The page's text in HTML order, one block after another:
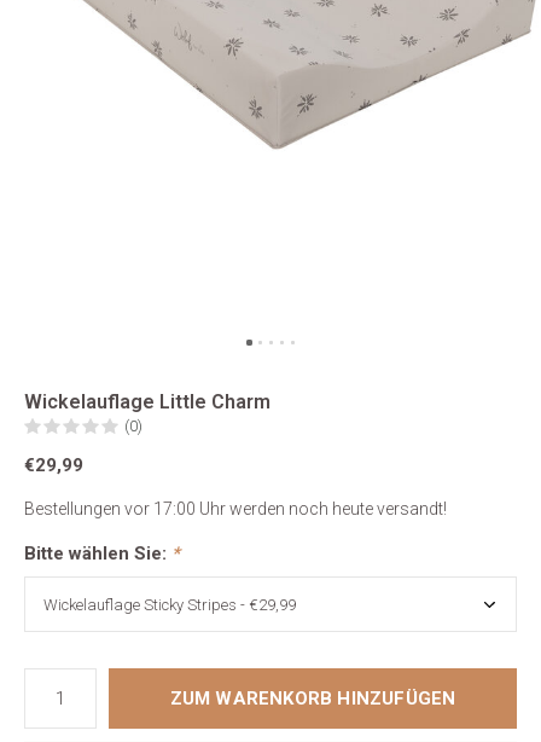
Wickelauflage Little Charm
(0)
€29,99
Bestellungen vor 17:00 Uhr werden noch heute versandt!
Bitte wählen Sie: *
ZUM WARENKORB HINZUFÜGEN